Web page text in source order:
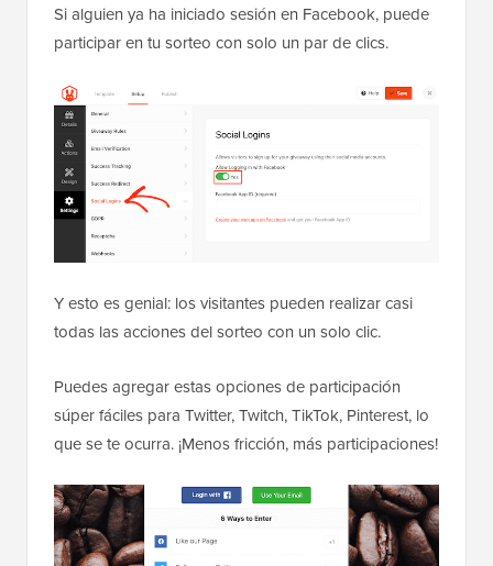
Si alguien ya ha iniciado sesión en Facebook, puede
participar en tu sorteo con solo un par de clics.
Y esto es genial: los visitantes pueden realizar casi
todas las acciones del sorteo con un solo clic.
Puedes agregar estas opciones de participación
súper fáciles para Twitter, Twitch, TikTok, Pinterest, lo
que se te ocurra. ¡Menos fricción, más participaciones!